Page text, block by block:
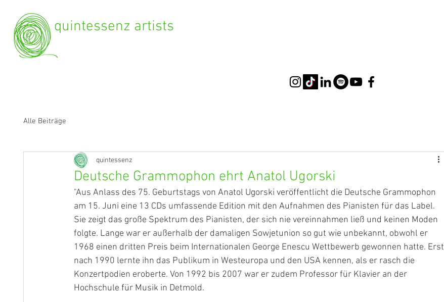
quintessenz artists
Alle Beiträge
Deutsche Grammophon ehrt Anatol Ugorski
quintessenz
"Aus Anlass des 75. Geburtstags von Anatol Ugorski veröffentlicht die Deutsche Grammophon
am 15. Juni eine 13 CDs umfassende Edition mit den Aufnahmen des Pianisten für das Label.
Sie zeigt das große Spektrum des Pianisten, der sich nie vereinnahmen ließ und keinen Moden
folgte. Lange war er außerhalb der damaligen Sowjetunion so gut wie unbekannt, obwohl er
1968 einen dritten Preis beim Internationalen George Enescu Wettbewerb gewonnen hatte. Erst
nach 1990 lernte ihn das Publikum in Westeuropa und den USA kennen, als er rasch die
Konzertpodien eroberte. Von 1992 bis 2007 war er zudem Professor für Klavier an der
Hochschule für Musik in Detmold.